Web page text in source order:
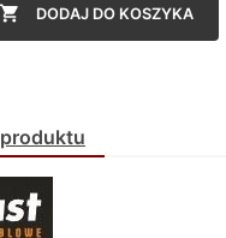
 DODAJ DO KOSZYKA
produktu